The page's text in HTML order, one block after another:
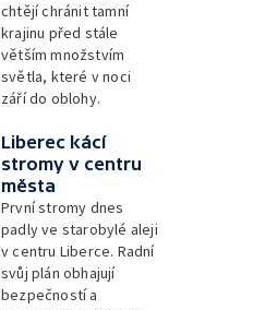
chtějí chránit tamní
krajinu před stále
větším množstvím
světla, které v noci
září do oblohy.
Liberec kácí
stromy v centru
města
První stromy dnes
padly ve starobylé aleji
v centru Liberce. Radní
svůj plán obhajují
bezpečností a